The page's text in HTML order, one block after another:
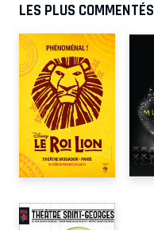
LES PLUS COMMENTÉS